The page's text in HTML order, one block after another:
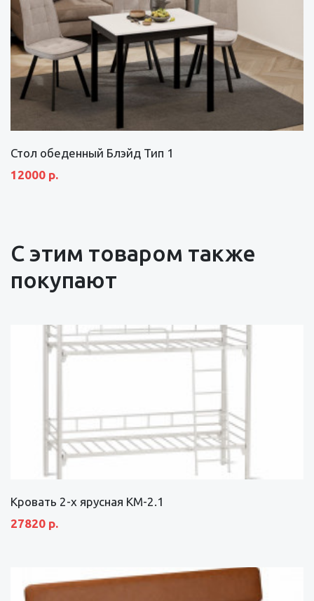
Стол обеденный Блэйд Тип 1
12000 р.
С этим товаром также
покупают
Кровать 2-х ярусная КМ-2.1
27820 р.